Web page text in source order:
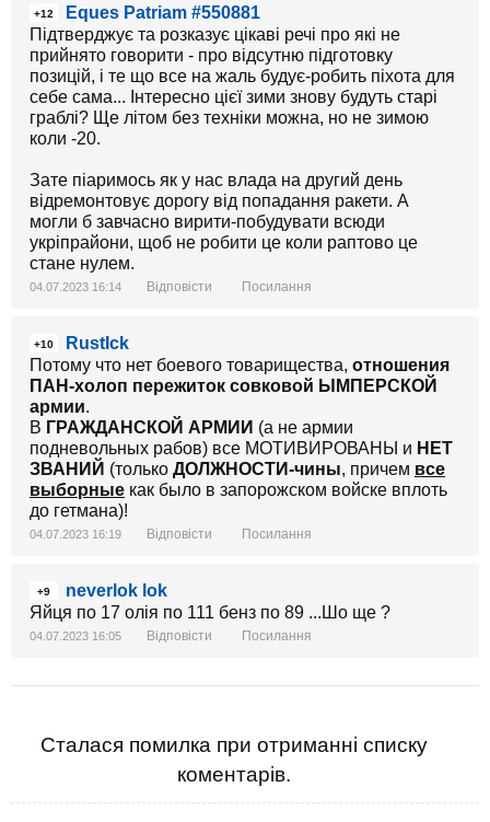
+12
Eques Patriam #550881
Підтверджує та розказує цікаві речі про які не
прийнято говорити - про відсутню підготовку
позицій, і те що все на жаль будує-робить піхота для
себе сама... Інтересно цієї зими знову будуть старі
граблі? Ще літом без техніки можна, но не зимою
коли -20.
Зате піаримось як у нас влада на другий день
відремонтовує дорогу від попадання ракети. А
могли б завчасно вирити-побудувати всюди
укріпрайони, щоб не робити це коли раптово це
стане нулем.
04.07.2023 16:14 Відповісти Посилання
+10
RustIck
Потому что нет боевого товарищества, отношения
ПАН-холоп пережиток совковой ЫМПЕРСКОЙ
армии.
В ГРАЖДАНСКОЙ АРМИИ (а не армии
подневольных рабов) все МОТИВИРОВАНЫ и НЕТ
ЗВАНИЙ (только ДОЛЖНОСТИ-чины, причем все
выборные как было в запорожском войске вплоть
до гетмана)!
04.07.2023 16:19 Відповісти Посилання
+9
neverlok lok
Яйця по 17 олія по 111 бенз по 89 ...Шо ще ?
04.07.2023 16:05 Відповісти Посилання
Сталася помилка при отриманні списку
коментарів.